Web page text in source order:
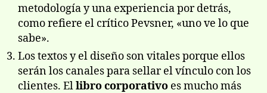
metodologí­a y una experiencia por detrás,
como refiere el crí­tico Pevsner, «uno ve lo que
sabe».
Los textos y el diseño son vitales porque ellos
serán los canales para sellar el ví­nculo con los
clientes. Ellibro corporativo es mucho más